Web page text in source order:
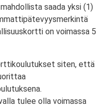
saada yksi (1)
on voimassa 5
siten, että
tulee olla voimassa